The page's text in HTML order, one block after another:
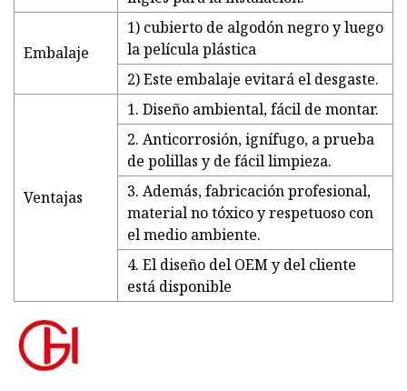
Embalaje
1) cubierto de algodón negro y luego
la película plástica
2) Este embalaje evitará el desgaste.
Ventajas
1. Diseño ambiental, fácil de montar.
2. Anticorrosión, ignífugo, a prueba
de polillas y de fácil limpieza.
3. Además, fabricación profesional,
material no tóxico y respetuoso con
el medio ambiente.
4. El diseño del OEM y del cliente
está disponible